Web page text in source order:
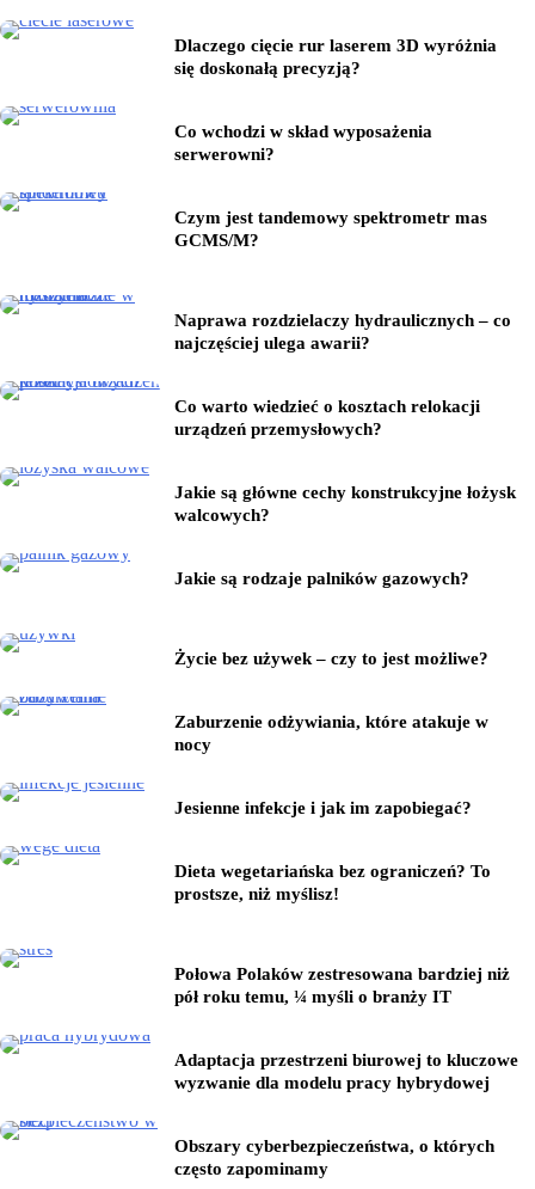
Dlaczego cięcie rur laserem 3D wyróżnia
się doskonałą precyzją?
Co wchodzi w skład wyposażenia
serwerowni?
Czym jest tandemowy spektrometr mas
GCMS/M?
Naprawa rozdzielaczy hydraulicznych – co
najczęściej ulega awarii?
Co warto wiedzieć o kosztach relokacji
urządzeń przemysłowych?
Jakie są główne cechy konstrukcyjne łożysk
walcowych?
Jakie są rodzaje palników gazowych?
Życie bez używek – czy to jest możliwe?
Zaburzenie odżywiania, które atakuje w
nocy
Jesienne infekcje i jak im zapobiegać?
Dieta wegetariańska bez ograniczeń? To
prostsze, niż myślisz!
Połowa Polaków zestresowana bardziej niż
pół roku temu, ¼ myśli o branży IT
Adaptacja przestrzeni biurowej to kluczowe
wyzwanie dla modelu pracy hybrydowej
Obszary cyberbezpieczeństwa, o których
często zapominamy